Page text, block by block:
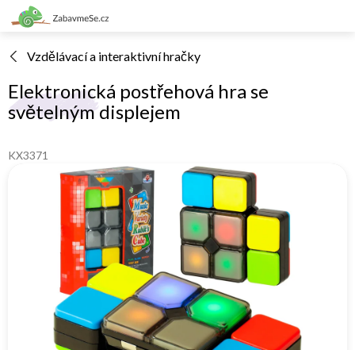
Přejít
na
Vzdělávací a interaktivní hračky
Elektronická postřehová hra se
světelným displejem
KX3371